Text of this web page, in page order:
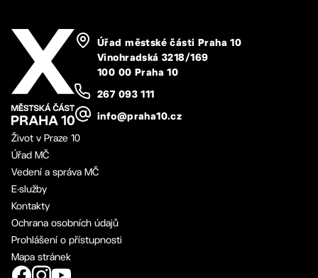
Úřad městské části Praha 10
Vinohradská 3218/169
100 00 Praha 10
267 093 111
info@praha10.cz
Život v Praze 10
Úřad MČ
Vedení a správa MČ
E-služby
Kontakty
Ochrana osobních údajů
Prohlášení o přístupnosti
Mapa stránek